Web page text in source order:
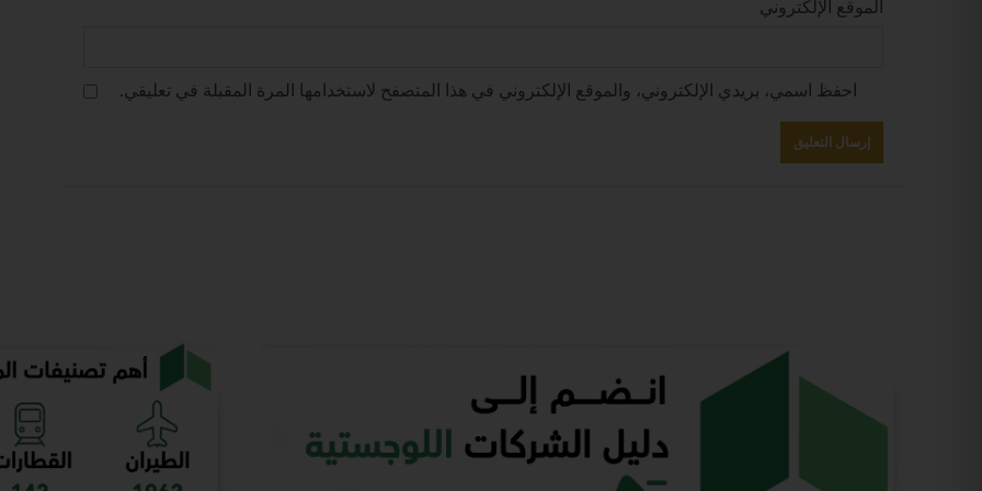
الموقع الإلكتروني
احفظ اسمي، بريدي الإلكتروني، والموقع الإلكتروني في هذا المتصفح لاستخدامها المرة المقبلة في تعليقي.